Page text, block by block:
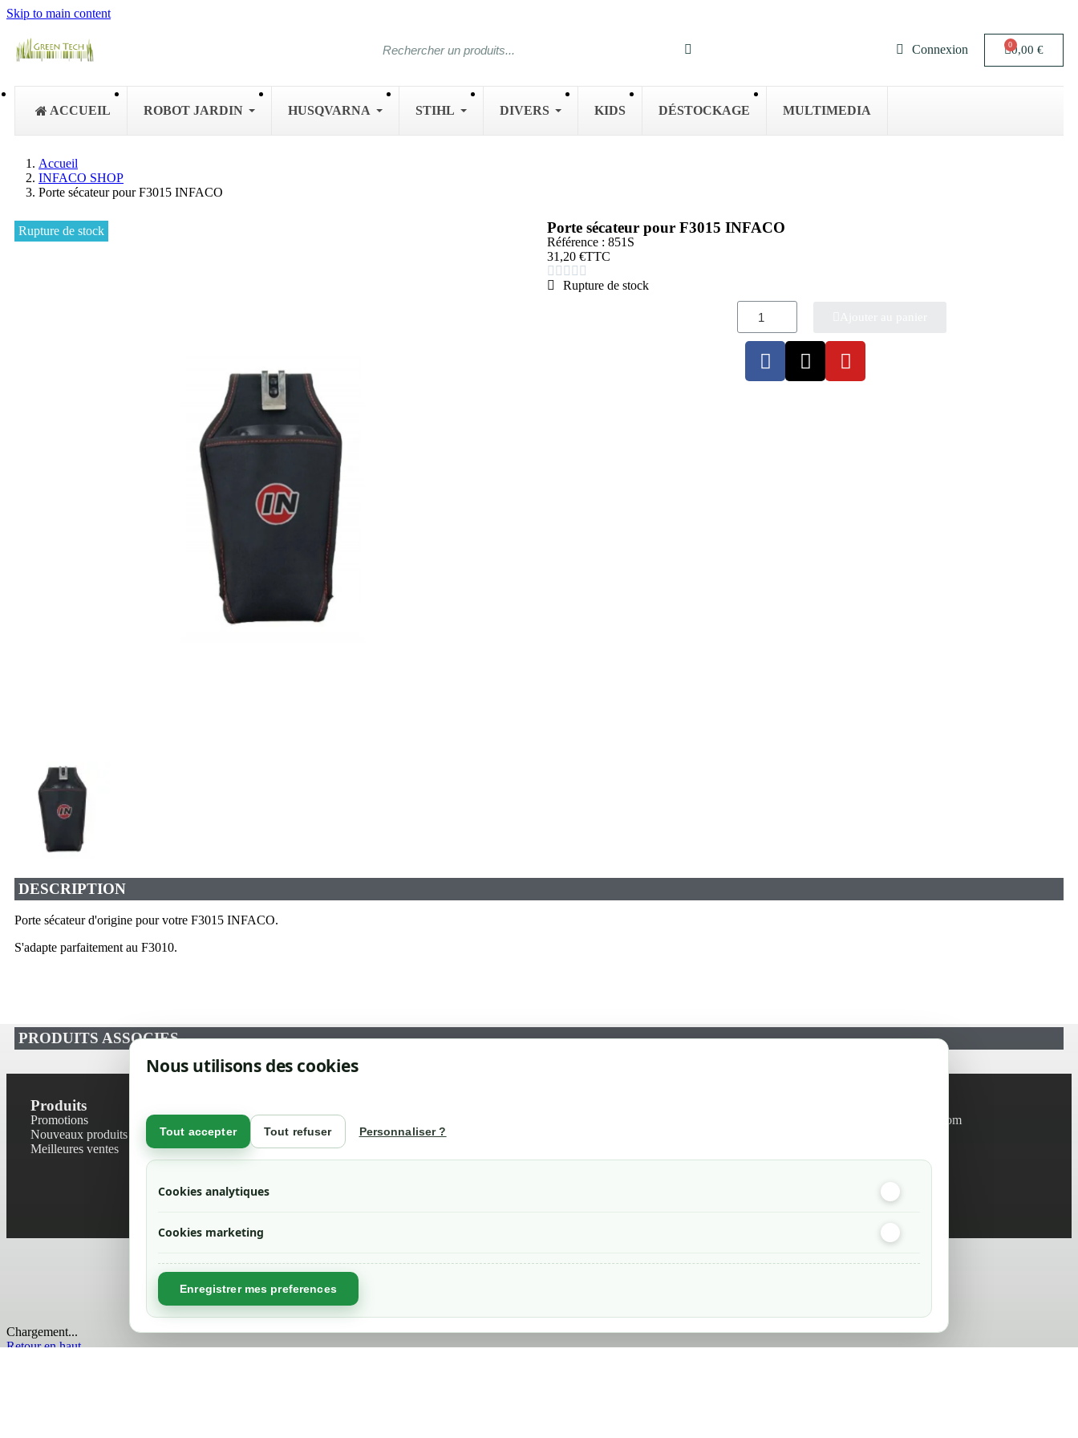
Nous utilisons des cookies
Tout accepter Tout refuser Personnaliser ?
Cookies analytiques
Cookies marketing
Enregistrer mes preferences
Skip to main content
Connexion 0,00 €
ACCUEIL ROBOT JARDIN HUSQVARNA STIHL DIVERS KIDS DÉSTOCKAGE MULTIMEDIA
Accueil
INFACO SHOP
Porte sécateur pour F3015 INFACO
Rupture de stock Porte sécateur pour F3015 INFACO
Référence : 851S
31,20 €TTC
    
Rupture de stock
DESCRIPTION
Porte sécateur d'origine pour votre F3015 INFACO.
S'adapte parfaitement au F3010.
PRODUITS ASSOCIES
Produits
Promotions
Nouveaux produits
Meilleures ventes
Contactez-nous
Plan du site
Magasin
Mentions légales
info@green-tech-shop.com
Chargement...
Retour en haut